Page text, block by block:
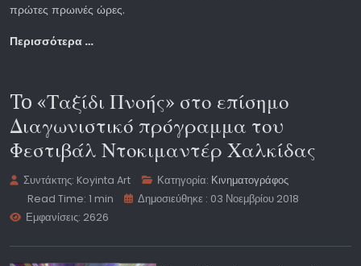
πρώτες πρωινές ώρες.
Περισσότερα …
To «Ταξίδι Πνοής» στο επίσημο
Διαγωνιστικό πρόγραμμα του
Φεστιβάλ Ντοκιμαντέρ Χαλκίδας
Συντάκτης: Koyinta Art Κατηγορία: Κινηματογράφος
Read Time: 1 min
Δημοσιεύθηκε : 03 Νοεμβρίου 2018
Εμφανίσεις: 2626